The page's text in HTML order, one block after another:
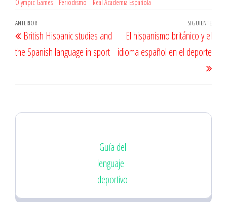
Olympic Games
Periodismo Real Academia Española
Navegación
de
entradas
Entrada
anterior
ANTERIOR
British Hispanic studies and
the Spanish language in sport
SIGUIENTE
El hispanismo británico y el
idioma español en el deporte
Guía del
lenguaje
deportivo